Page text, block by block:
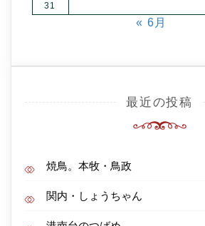
31
« 6月
最近の投稿
焼鳥。本牧・鳥政
関内・しょうちゃん